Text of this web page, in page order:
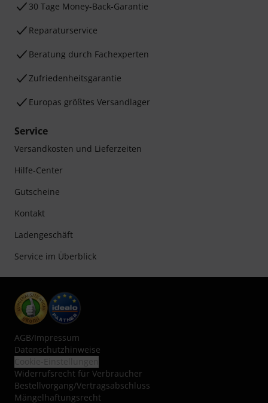
30 Tage Money-Back-Garantie
Reparaturservice
Beratung durch Fachexperten
Zufriedenheitsgarantie
Europas größtes Versandlager
Service
Versandkosten und Lieferzeiten
Hilfe-Center
Gutscheine
Kontakt
Ladengeschäft
Service im Überblick
AGB/Impressum
Datenschutzhinweise
Widerrufsrecht für Verbraucher
Bestellvorgang/Vertragsabschluss
Mängelhaftungsrecht